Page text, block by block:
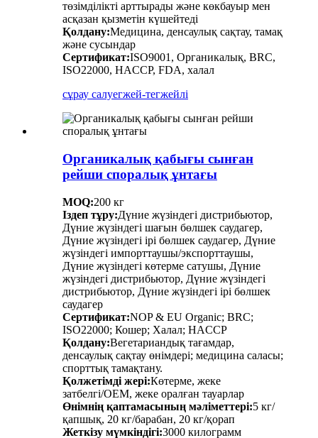
төзімділікті арттырады және көкбауыр мен
асқазан қызметін күшейтеді
Қолдану:Медицина, денсаулық сақтау, тамақ
және сусындар
Сертификат:ISO9001, Органикалық, BRC,
ISO22000, HACCP, FDA, халал
сұрау салуегжей-тегжейлі
Органикалық қабығы сынған
рейши споралық ұнтағы
MOQ:200 кг
Іздеп тұру:Дүние жүзіндегі дистрибьютор,
Дүние жүзіндегі шағын бөлшек саудагер,
Дүние жүзіндегі ірі бөлшек саудагер, Дүние
жүзіндегі импорттаушы/экспорттаушы,
Дүние жүзіндегі көтерме сатушы, Дүние
жүзіндегі дистрибьютор, Дүние жүзіндегі
дистрибьютор, Дүние жүзіндегі ірі бөлшек
саудагер
Сертификат:NOP & EU Organic; BRC;
ISO22000; Кошер; Халал; HACCP
Қолдану:Вегетариандық тағамдар,
денсаулық сақтау өнімдері; медицина саласы;
спорттық тамақтану.
Қолжетімді жері:Көтерме, жеке
затбелгі/OEM, жеке оралған тауарлар
Өнімнің қаптамасының мәліметтері:5 кг/
қапшық, 20 кг/барабан, 20 кг/қорап
Жеткізу мүмкіндігі:3000 килограмм